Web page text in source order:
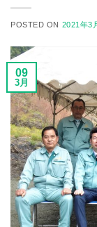
POSTED ON 2021年3
09
3月